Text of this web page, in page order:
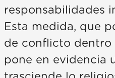
responsabilidades
Esta medida, que
de conflicto dentro
pone en evidencia